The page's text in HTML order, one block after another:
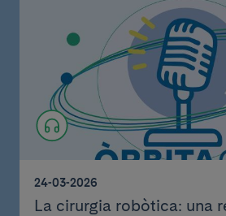
24-03-2026
La cirurgia robòtica: una